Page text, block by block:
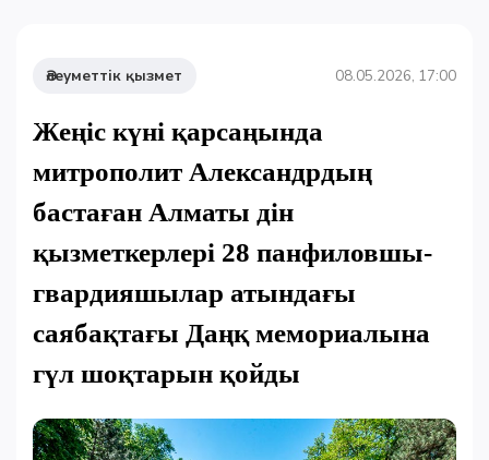
Әлеуметтік қызмет 08.05.2026, 17:00
Жеңіс күні қарсаңында
митрополит Александрдың
бастаған Алматы дін
қызметкерлері 28 панфиловшы-
гвардияшылар атындағы
саябақтағы Даңқ мемориалына
гүл шоқтарын қойды